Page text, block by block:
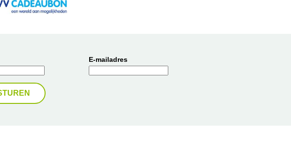
E-mailadres